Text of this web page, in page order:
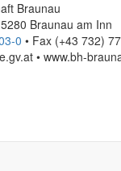
Braunau
Braunau am Inn
0 • Fax (+43 732)
• www.bh-